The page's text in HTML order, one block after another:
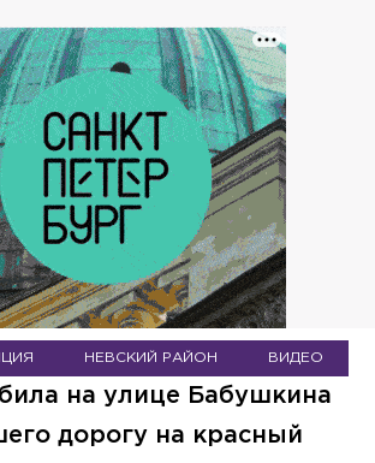
НЕВСКИЙ РАЙОН ВИДЕО
на улице Бабушкина
дорогу на красный